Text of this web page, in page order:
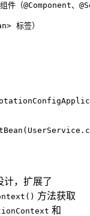
件（@Component、
标签）
计，扩展了
方法获取
和